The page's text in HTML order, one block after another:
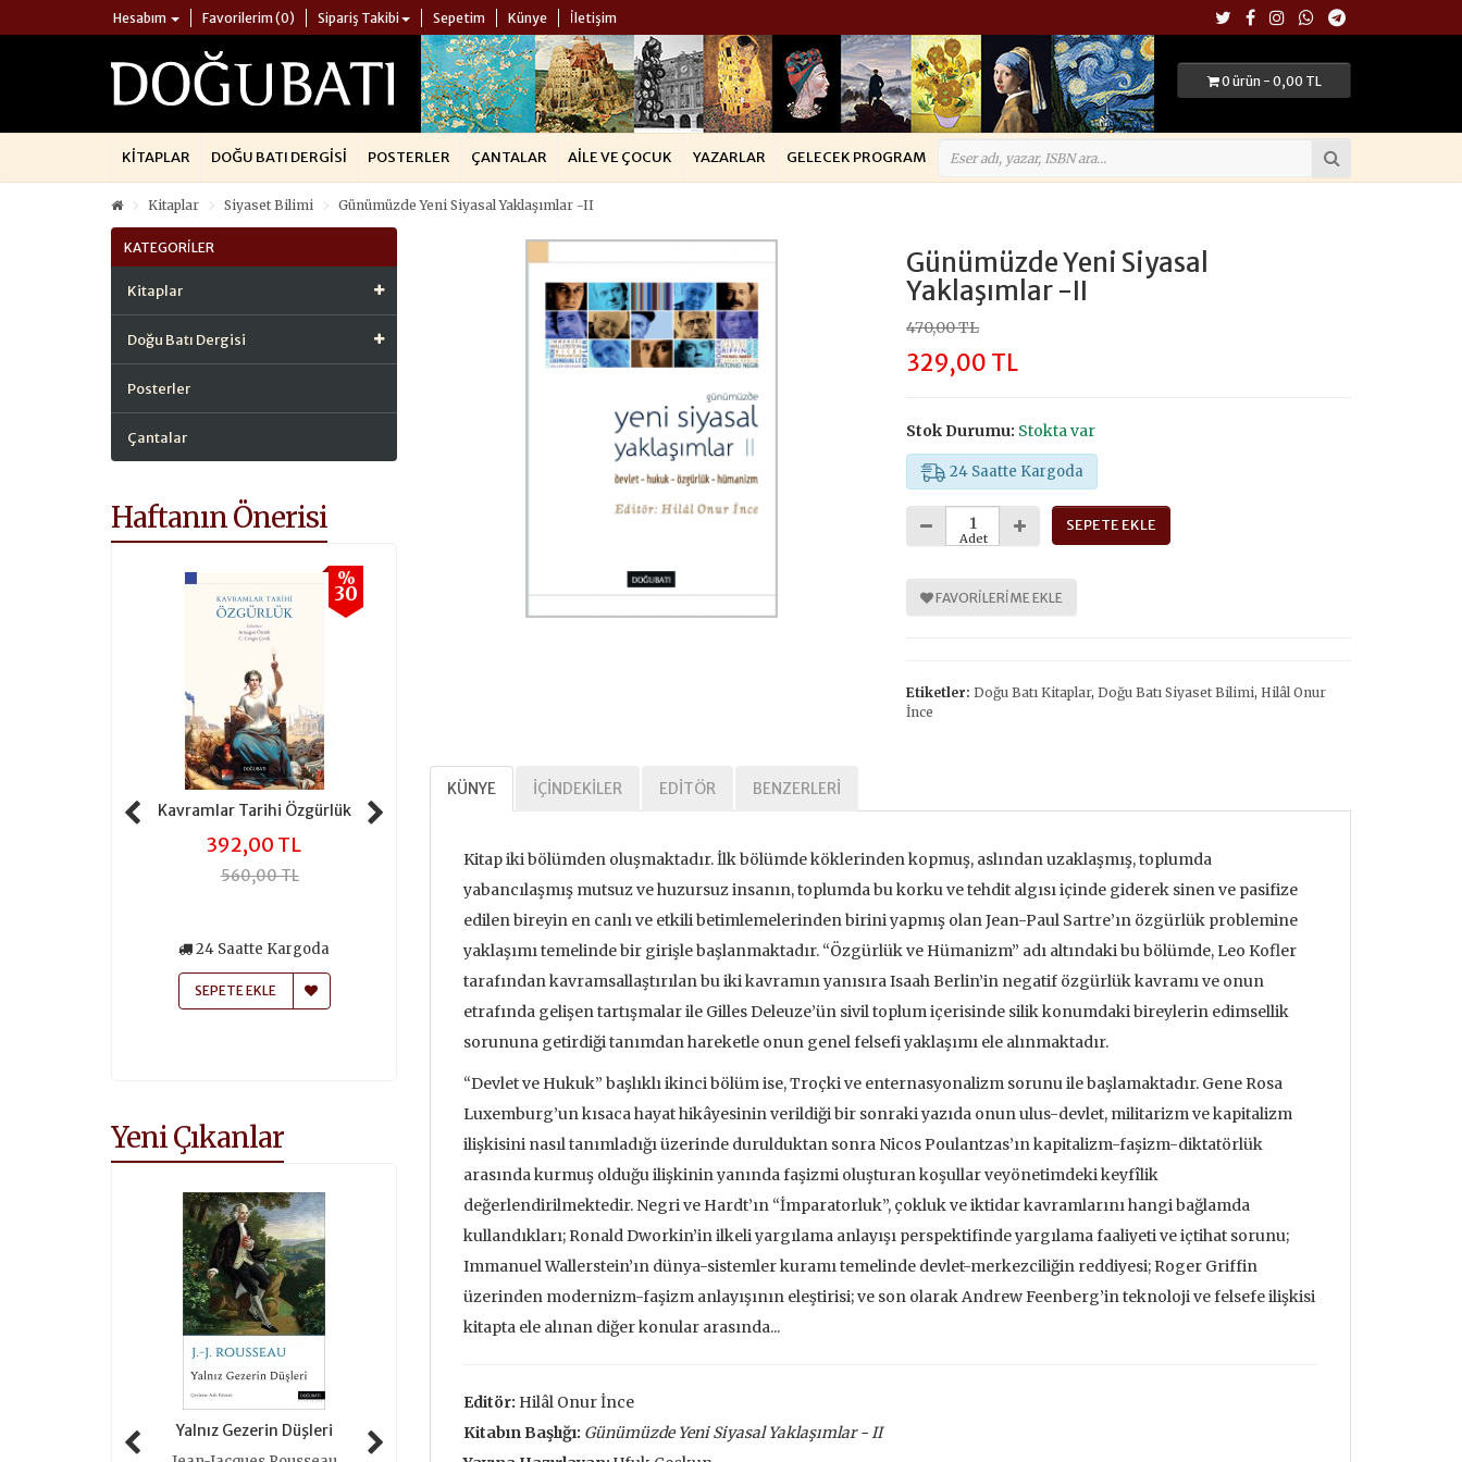
Hesabım Favorilerim (0) Sipariş Takibi Sepetim Künye İletişim
0 ürün - 0,00 TL
KITAPLAR DOĞU BATI DERGISI POSTERLER ÇANTALAR AILE VE ÇOCUK YAZARLAR GELECEK PROGRAM
Kitaplar Siyaset Bilimi Günümüzde Yeni Siyasal Yaklaşımlar -II
KATEGORILER
Kitaplar
Doğu Batı Dergisi
Posterler
Çantalar
Haftanın Önerisi
%
30
Kavramlar Tarihi Özgürlük
392,00 TL
560,00 TL
24 Saatte Kargoda
SEPETE EKLE
30
Kavramlar Tarihi Adalet
24 Saatte Kargoda
SEPETE EKLE
Kavramlar Tarihi Özgürlük
392,00 TL
24 Saatte Kargoda
SEPETE EKLE
Yeni Çıkanlar
Yalnız Gezerin Düşleri Oyunlar ve İnsanlar Taze Otlar Üzerine
Günümüzde Yeni Siyasal
Yaklaşımlar -II
470,00 TL
329,00 TL
Stok Durumu: Stokta var
24 Saatte Kargoda
Adet
SEPETE EKLE
FAVORILERIME EKLE
Etiketler: Doğu Batı Kitaplar,Doğu Batı Siyaset Bilimi,Hilâl Onur
İnce
KÜNYE İÇINDEKILER EDITÖR BENZERLERI
Kitap iki bölümden oluşmaktadır. İlk bölümde köklerinden kopmuş, aslından uzaklaşmış, toplumda
yabancılaşmış mutsuz ve huzursuz insanın, toplumda bu korku ve tehdit algısı içinde giderek sinen ve pasifize
edilen bireyin en canlı ve etkili betimlemelerinden birini yapmış olan Jean-Paul Sartre’ın özgürlük problemine
yaklaşımı temelinde bir girişle başlanmaktadır. “Özgürlük ve Hümanizm” adı altındaki bu bölümde, Leo Kofler
tarafından kavramsallaştırılan bu iki kavramın yanısıra Isaah Berlin’in negatif özgürlük kavramı ve onun
etrafında gelişen tartışmalar ile Gilles Deleuze’ün sivil toplum içerisinde silik konumdaki bireylerin edimsellik
sorununa getirdiği tanımdan hareketle onun genel felsefi yaklaşımı ele alınmaktadır.
“Devlet ve Hukuk” başlıklı ikinci bölüm ise, Troçki ve enternasyonalizm sorunu ile başlamaktadır. Gene Rosa
Luxemburg’un kısaca hayat hikâyesinin verildiği bir sonraki yazıda onun ulus-devlet, militarizm ve kapitalizm
ilişkisini nasıl tanımladığı üzerinde durulduktan sonra Nicos Poulantzas’ın kapitalizm-faşizm-diktatörlük
arasında kurmuş olduğu ilişkinin yanında faşizmi oluşturan koşullar veyönetimdeki keyfîlik
değerlendirilmektedir. Negri ve Hardt’ın “İmparatorluk”, çokluk ve iktidar kavramlarını hangi bağlamda
kullandıkları; Ronald Dworkin’in ilkeli yargılama anlayışı perspektifinde yargılama faaliyeti ve içtihat sorunu;
Immanuel Wallerstein’ın dünya-sistemler kuramı temelinde devlet-merkezciliğin reddiyesi; Roger Griffin
üzerinden modernizm-faşizm anlayışının eleştirisi; ve son olarak Andrew Feenberg’in teknoloji ve felsefe ilişkisi
kitapta ele alınan diğer konular arasında...
Editör: Hilâl Onur İnce
Kitabın Başlığı: Günümüzde Yeni Siyasal Yaklaşımlar - II